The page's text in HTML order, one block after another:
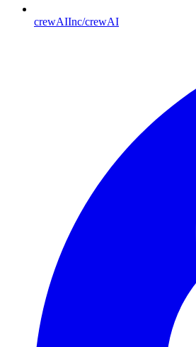
crewAIInc/crewAI